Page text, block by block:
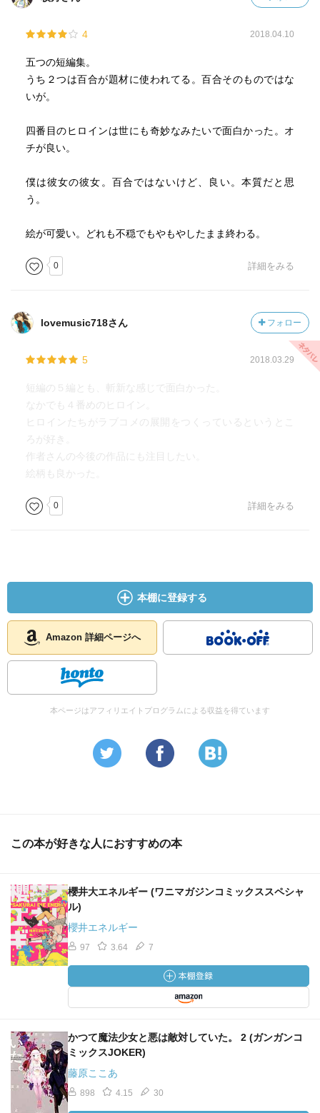
4 2018.04.10
五つの短編集。
うち２つは百合が題材に使われてる。百合そのものではな
いが。
四番目のヒロインは世にも奇妙なみたいで面白かった。オ
チが良い。
僕は彼女の彼女。百合ではないけど、良い。本質だと思
う。
絵が可愛い。どれも不穏でもやもやしたまま終わる。
0 詳細をみる
lovemusic718さん フォロー
5 2018.03.29
短編の５編とも、斬新な感じで面白かった。
なかでも４番めのヒロイン。
ヒロインたちがラブコメの展開をつくっているというとこ
ろが好き。
作者さんの今後の作品にも注目したい。
絵柄も良かった。
0 詳細をみる
本棚に登録する
Amazon 詳細ページへ
本ページはアフィリエイトプログラムによる収益を得ています
この本が好きな人におすすめの本
櫻井大エネルギー (ワニマガジンコミックススペシャ
ル)
櫻井エネルギー
97 3.64 7
かつて魔法少女と悪は敵対していた。 2 (ガンガンコ
ミックスJOKER)
藤原ここあ
898 4.15 30